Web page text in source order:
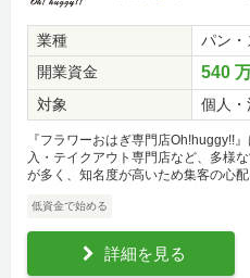
業種
パン・
開業資金
540
対象 個人・
『フラワーおはぎ専門店Oh!huggy!!
入・テイクアウト専門店など、多様
が多く、知名度が高いため集客の心
低資金で始める
詳細を見る